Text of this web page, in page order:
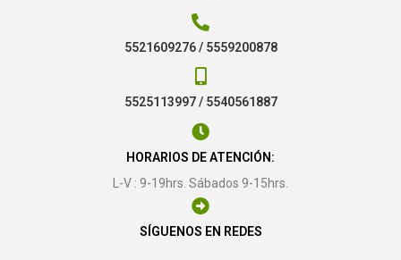
5521609276 / 5559200878
5525113997 / 5540561887
HORARIOS DE ATENCIÓN:
L-V : 9-19hrs. Sábados 9-15hrs.
SÍGUENOS EN REDES